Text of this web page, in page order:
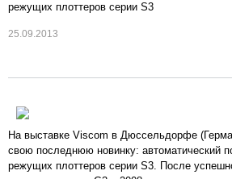
режущих плоттеров серии S3
25.09.2013
На выставке Viscom в Дюссельдорфе
свою последнюю новинку: автоматический
режущих плоттеров серии S3. После